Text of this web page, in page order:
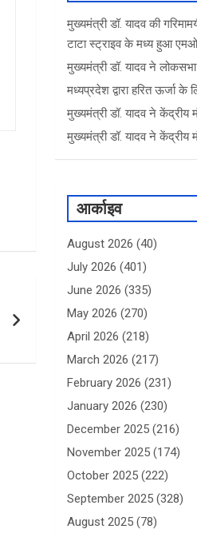
मुख्यमंत्री डॉ. यादव की
टाटा स्ट्राइव के मध्य हुआ
मुख्यमंत्री डॉ. यादव ने
मध्यप्रदेश द्वारा हरित ऊर्जा के
मुख्यमंत्री डॉ. यादव ने केंद्रीय
मुख्यमंत्री डॉ. यादव ने
आर्काइव
August 2026 (40)
July 2026 (401)
June 2026 (335)
May 2026 (270)
April 2026 (218)
March 2026 (217)
February 2026 (231)
January 2026 (230)
December 2025 (216)
November 2025 (174)
October 2025 (222)
September 2025 (328)
August 2025 (78)